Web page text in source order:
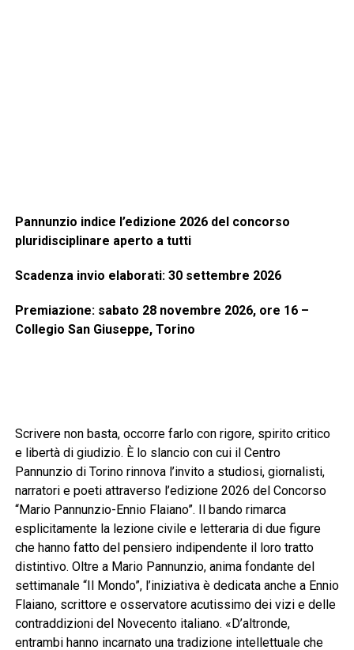
Pannunzio indice l’edizione 2026 del concorso
pluridisciplinare aperto a tutti
Scadenza invio elaborati: 30 settembre 2026
Premiazione: sabato 28 novembre 2026, ore 16 –
Collegio San Giuseppe, Torino
Scrivere non basta, occorre farlo con rigore, spirito critico
e libertà di giudizio. È lo slancio con cui il Centro
Pannunzio di Torino rinnova l’invito a studiosi, giornalisti,
narratori e poeti attraverso l’edizione 2026 del Concorso
“Mario Pannunzio-Ennio Flaiano”. Il bando rimarca
esplicitamente la lezione civile e letteraria di due figure
che hanno fatto del pensiero indipendente il loro tratto
distintivo. Oltre a Mario Pannunzio, anima fondante del
settimanale “Il Mondo”, l’iniziativa è dedicata anche a Ennio
Flaiano, scrittore e osservatore acutissimo dei vizi e delle
contraddizioni del Novecento italiano. «D’altronde,
entrambi hanno incarnato una tradizione intellettuale che